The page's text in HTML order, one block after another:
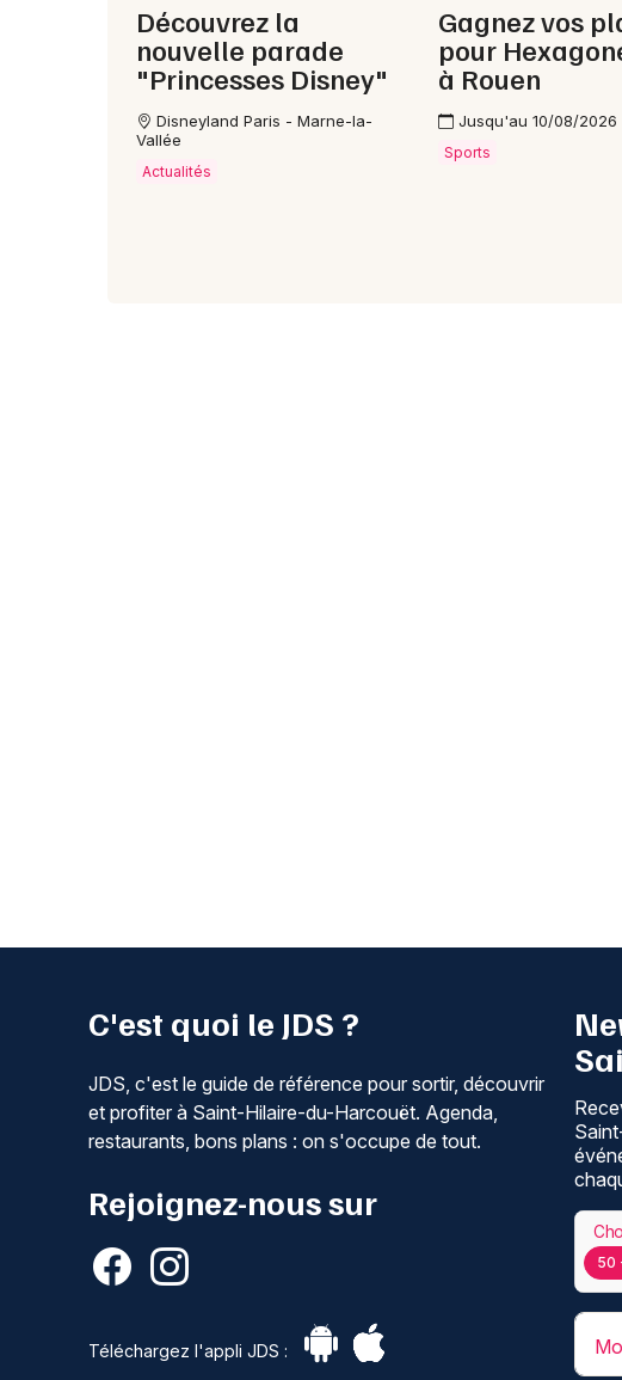
Découvrez la
nouvelle parade
"Princesses Disney"
Disneyland Paris - Marne-la-
Vallée
Actualités
Gagnez vos
pour
à Rouen
Jusqu'au 10/08/2026
Sports
C'est quoi le JDS ?
JDS, c'est le guide de référence pour sortir, découvrir
et profiter à Saint-Hilaire-du-Harcouët. Agenda,
restaurants, bons plans : on s'occupe de tout.
Rejoignez-nous sur
Téléchargez l'appli JDS :
50